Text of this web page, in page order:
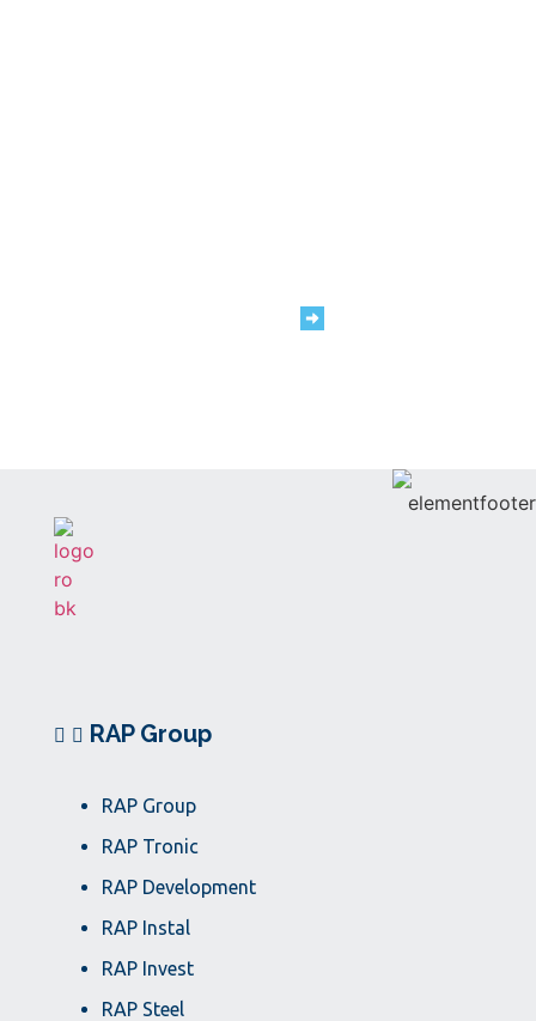
RAP Group
RAP Group
RAP Tronic
RAP Development
RAP Instal
RAP Invest
RAP Steel